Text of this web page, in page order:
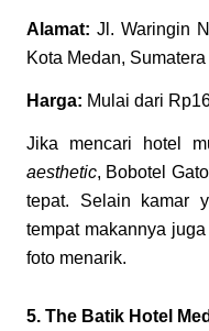
Alamat: Jl. Waringin
Kota Medan,
Harga: Mulai dari
Jika mencari hotel
aesthetic, Bobotel
tepat. Selain kamar
tempat makannya juga
foto menarik.
5. The Batik Hotel